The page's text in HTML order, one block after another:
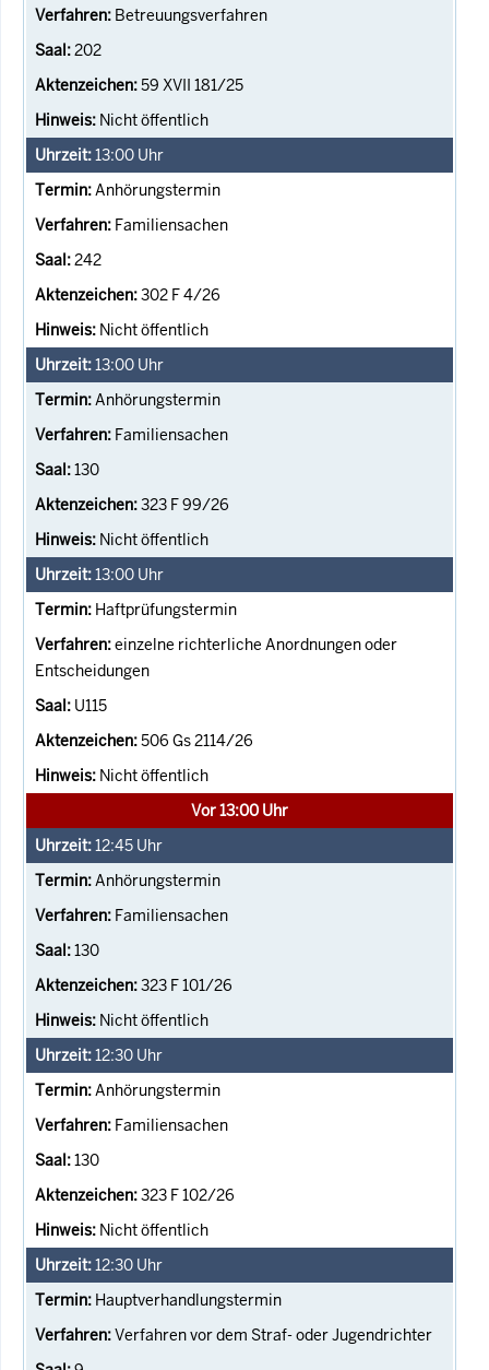
Betreuungsverfahren
202
59 XVII 181/25
Nicht öffentlich
13:00 Uhr
Anhörungstermin
Familiensachen
242
302 F 4/26
Nicht öffentlich
13:00 Uhr
Anhörungstermin
Familiensachen
130
323 F 99/26
Nicht öffentlich
13:00 Uhr
Haftprüfungstermin
einzelne richterliche Anordnungen oder
Entscheidungen
U115
506 Gs 2114/26
Nicht öffentlich
Vor 13:00 Uhr
12:45 Uhr
Anhörungstermin
Familiensachen
130
323 F 101/26
Nicht öffentlich
12:30 Uhr
Anhörungstermin
Familiensachen
130
323 F 102/26
Nicht öffentlich
12:30 Uhr
Hauptverhandlungstermin
Verfahren vor dem Straf- oder Jugendrichter